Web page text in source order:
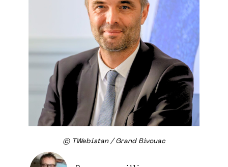
© TWebistan / Grand Bivouac